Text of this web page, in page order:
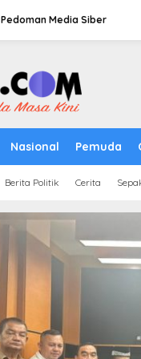
Pedoman Media Siber
Nasional Pemuda
Berita Politik Cerita